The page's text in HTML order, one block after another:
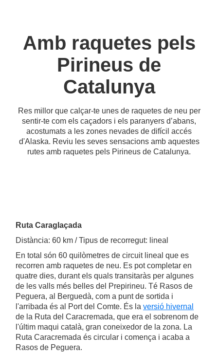
Amb raquetes pels
Pirineus de
Catalunya
Res millor que calçar-te unes de raquetes de neu per
sentir-te com els caçadors i els paranyers d’abans,
acostumats a les zones nevades de difícil accés
d'Alaska. Reviu les seves sensacions amb aquestes
rutes amb raquetes pels Pirineus de Catalunya.
Ruta Caraglaçada
Distància: 60 km / Tipus de recorregut: lineal
En total són 60 quilòmetres de circuit lineal que es
recorren amb raquetes de neu. Es pot completar en
quatre dies, durant els quals transitaràs per algunes
de les valls més belles del Prepirineu. Té Rasos de
Peguera, al Berguedà, com a punt de sortida i
l'arribada és al Port del Comte. És la versió hivernal
de la Ruta del Caracremada, que era el sobrenom de
l'últim maqui català, gran coneixedor de la zona. La
Ruta Caracremada és circular i comença i acaba a
Rasos de Peguera.